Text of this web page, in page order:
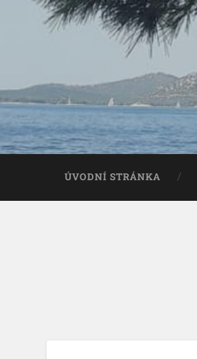
ÚVODNÍ STRÁNKA